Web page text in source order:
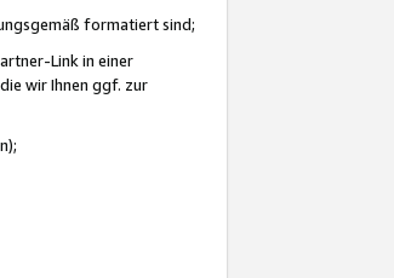
formatiert sind;
Link in einer
wir Ihnen ggf. zur